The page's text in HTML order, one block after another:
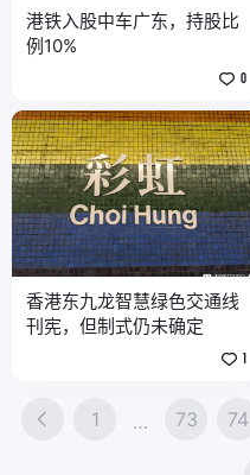
港铁入股中车广东，持股比
例10%
0
香港东九龙智慧绿色交通线
刊宪，但制式仍未确定
1
1 … 73 74